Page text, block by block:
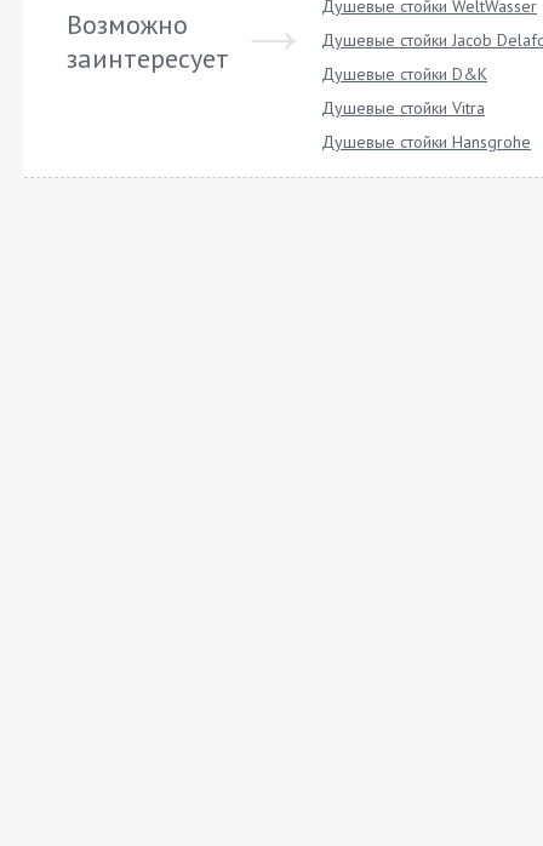
Возможно
заинтересует
Душевые стойки WeltWasser
Душевые стойки Jacob
Душевые стойки D&K
Душевые стойки Vitra
Душевые стойки Hansgrohe